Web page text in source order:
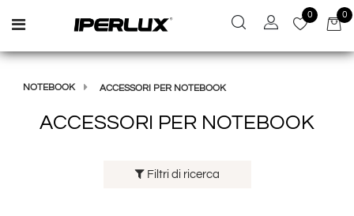
Open menu
0 0
NOTEBOOK ACCESSORI PER NOTEBOOK
ACCESSORI PER NOTEBOOK
Filtri di ricerca